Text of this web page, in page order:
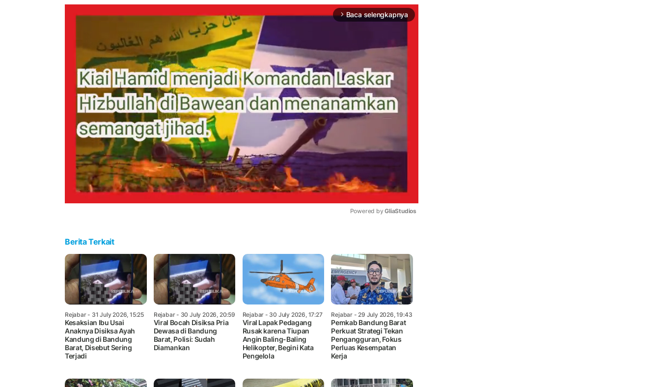
arrow_forward_ios Baca selengkapnya
Powered by GliaStudios
Berita Terkait
Rejabar- 31 July 2026, 15:25
Kesaksian Ibu Usai
Anaknya Disiksa Ayah
Kandung di Bandung
Barat, Disebut Sering
Terjadi
Rejabar- 30 July 2026, 20:59
Viral Bocah Disiksa Pria
Dewasa di Bandung
Barat, Polisi: Sudah
Diamankan
Rejabar - 30 July 2026, 17:27
Viral Lapak Pedagang
Rusak karena Tiupan
Angin Baling-Baling
Helikopter, Begini Kata
Pengelola
Rejabar- 29 July 2026, 19:43
Pemkab Bandung Barat
Perkuat Strategi Tekan
Pengangguran, Fokus
Perluas Kesempatan
Kerja